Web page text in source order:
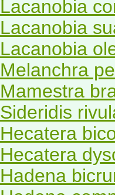
Lacanobia
Lacanobia
Lacanobia
Melanchra
Mamestra
Sideridis
Hecatera
Hecatera
Hadena